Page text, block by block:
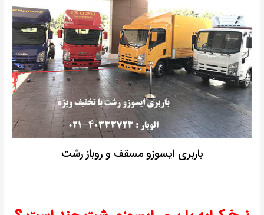
باربری ایسوزو مسقف و روباز رشت